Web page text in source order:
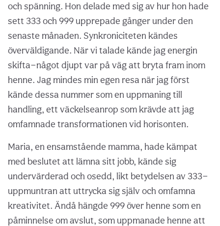
och spänning. Hon delade med sig av hur hon hade
sett 333 och 999 upprepade gånger under den
senaste månaden. Synkroniciteten kändes
överväldigande. När vi talade kände jag energin
skifta—något djupt var på väg att bryta fram inom
henne. Jag mindes min egen resa när jag först
kände dessa nummer som en uppmaning till
handling, ett väckelseanrop som krävde att jag
omfamnade transformationen vid horisonten.
Maria, en ensamstående mamma, hade kämpat
med beslutet att lämna sitt jobb, kände sig
undervärderad och osedd, likt betydelsen av 333—
uppmuntran att uttrycka sig själv och omfamna
kreativitet. Ändå hängde 999 över henne som en
påminnelse om avslut, som uppmanade henne att